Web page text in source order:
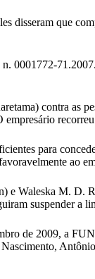
disseram que
0001772-
contra as
para
ao
Waleska M. D.
suspender a
de 2009, a